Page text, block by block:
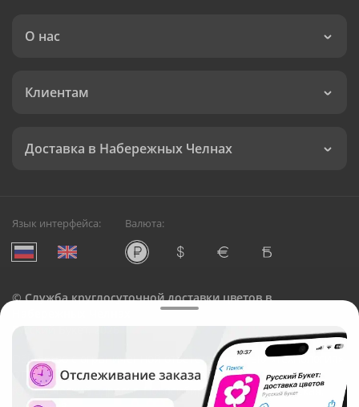
О нас
Клиентам
Доставка в Набережных Челнах
Язык интерфейса: Валюта:
©Служба круглосуточной доставки цветов в
Русский Букет, 2026
Общество с ограниченной ответственностью «Технология»
ОГРН: 1195476081745, ИНН: 5410081997
Юридический адрес: г. Новосибирск, ул. Ипподромская,